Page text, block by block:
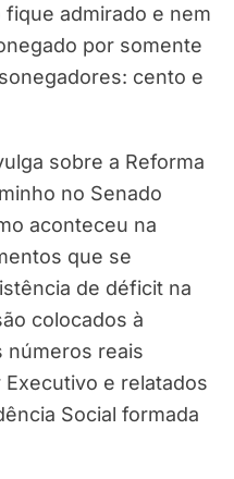
fique admirado e nem
por somente
cento e
sobre a Reforma
no Senado
aconteceu na
que se
de déficit na
colocados à
números reais
e relatados
Social formada